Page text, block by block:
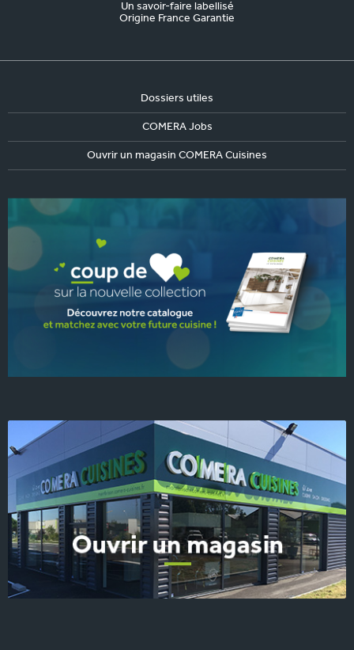
Un savoir-faire labellisé
Origine France Garantie
Dossiers utiles
COMERA Jobs
Ouvrir un magasin COMERA Cuisines